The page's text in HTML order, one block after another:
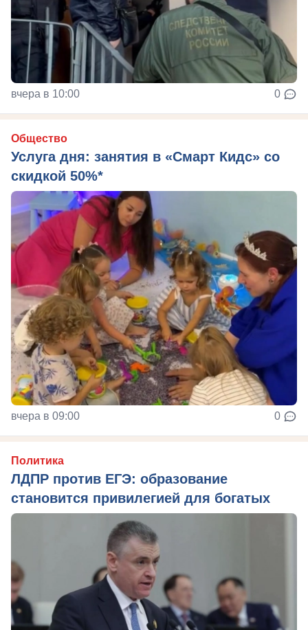
вчера в 10:00 0
Общество
Услуга дня: занятия в «Смарт Кидс» со
скидкой 50%*
вчера в 09:00 0
Политика
ЛДПР против ЕГЭ: образование
становится привилегией для богатых